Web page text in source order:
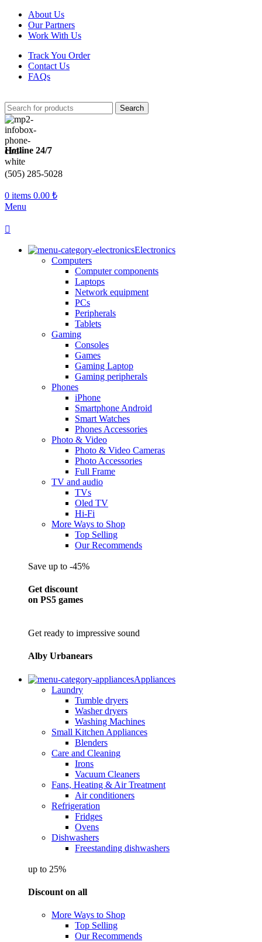
About Us
Our Partners
Work With Us
Track You Order
Contact Us
FAQs
Search
Hotline 24/7
(505) 285-5028
0 items 0.00 ₺
Menu
Electronics
Computers
Computer components
Laptops
Network equipment
PCs
Peripherals
Tablets
Gaming
Consoles
Games
Gaming Laptop
Gaming peripherals
Phones
iPhone
Smartphone Android
Smart Watches
Phones Accessories
Photo & Video
Photo & Video Cameras
Photo Accessories
Full Frame
TV and audio
TVs
Oled TV
Hi-Fi
More Ways to Shop
Top Selling
Our Recommends
Save up to -45%
Get discount
on PS5 games
Get ready to impressive sound
Alby Urbanears
Appliances
Laundry
Tumble dryers
Washer dryers
Washing Machines
Small Kitchen Appliances
Blenders
Care and Cleaning
Irons
Vacuum Cleaners
Fans, Heating & Air Treatment
Air conditioners
Refrigeration
Fridges
Ovens
Dishwashers
Freestanding dishwashers
up to 25%
Discount on all
More Ways to Shop
Top Selling
Our Recommends